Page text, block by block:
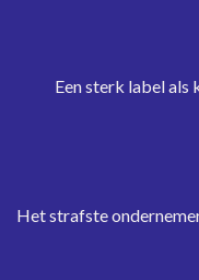
Een sterk label als
Het strafste